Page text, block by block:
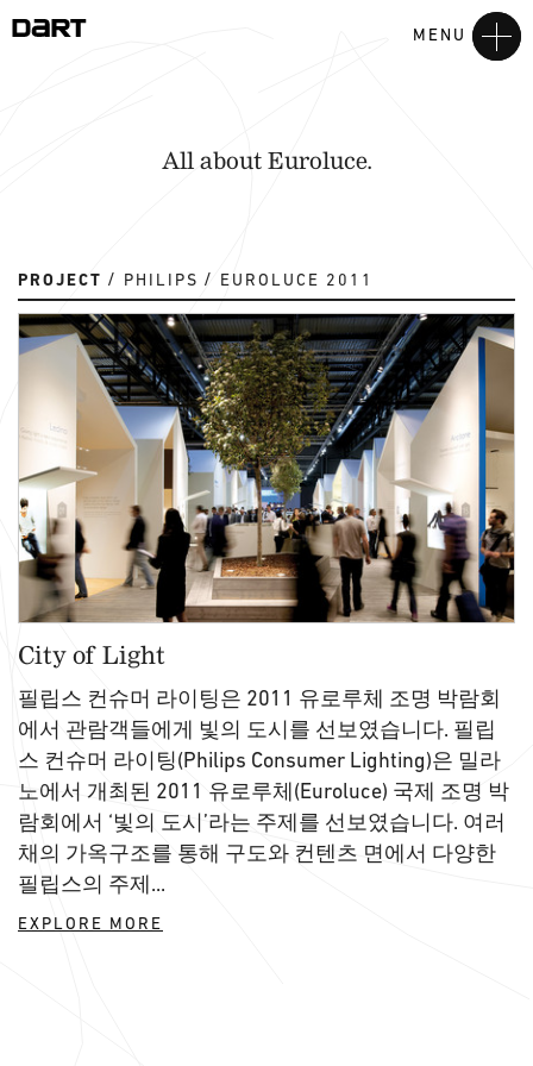
MENU
All about Euroluce.
PROJECT PHILIPS EUROLUCE 2011
City of Light
필립스 컨슈머 라이팅은 2011 유로루체 조명 박람회
에서 관람객들에게 빛의 도시를 선보였습니다. 필립
스 컨슈머 라이팅(Philips Consumer Lighting)은 밀라
노에서 개최된 2011 유로루체(Euroluce) 국제 조명 박
람회에서 ‘빛의 도시’라는 주제를 선보였습니다. 여러
채의 가옥구조를 통해 구도와 컨텐츠 면에서 다양한
필립스의 주제...
EXPLORE MORE